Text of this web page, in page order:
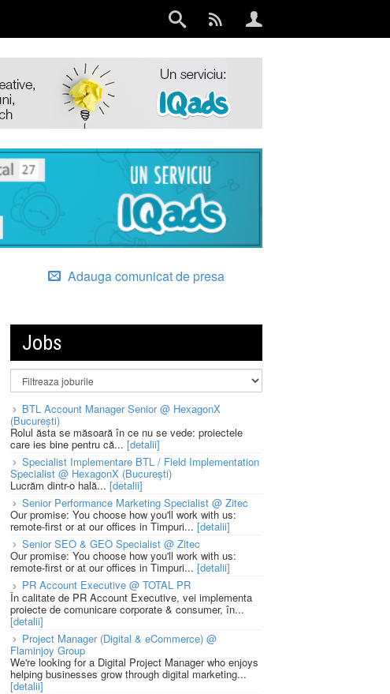
Adauga comunicat de presa
Jobs
BTL Account Manager Senior @ HexagonX
(București)
Rolul ăsta se măsoară în ce nu se vede: proiectele
care ies bine pentru că... [detalii]
Specialist Implementare BTL / Field Implementation
Specialist @ HexagonX (București)
Lucrăm dintr-o hală... [detalii]
Senior Performance Marketing Specialist @ Zitec
Our promise: You choose how you'll work with us:
remote-first or at our offices in Timpuri... [detalii]
Senior SEO & GEO Specialist @ Zitec
Our promise: You choose how you'll work with us:
remote-first or at our offices in Timpuri... [detalii]
PR Account Executive @ TOTAL PR
În calitate de PR Account Executive, vei implementa
proiecte de comunicare corporate & consumer, în...
[detalii]
Project Manager (Digital & eCommerce) @
Flaminjoy Group
We're looking for a Digital Project Manager who enjoys
helping businesses grow through digital marketing...
[detalii]